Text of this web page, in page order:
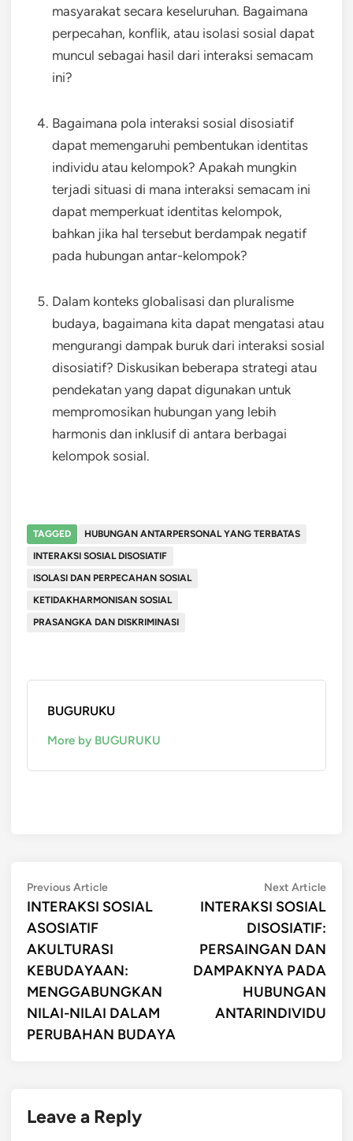
masyarakat secara keseluruhan. Bagaimana
perpecahan, konflik, atau isolasi sosial dapat
muncul sebagai hasil dari interaksi semacam
ini?
Bagaimana pola interaksi sosial disosiatif
dapat memengaruhi pembentukan identitas
individu atau kelompok? Apakah mungkin
terjadi situasi di mana interaksi semacam ini
dapat memperkuat identitas kelompok,
bahkan jika hal tersebut berdampak negatif
pada hubungan antar-kelompok?
Dalam konteks globalisasi dan pluralisme
budaya, bagaimana kita dapat mengatasi atau
mengurangi dampak buruk dari interaksi sosial
disosiatif? Diskusikan beberapa strategi atau
pendekatan yang dapat digunakan untuk
mempromosikan hubungan yang lebih
harmonis dan inklusif di antara berbagai
kelompok sosial.
TAGGED
HUBUNGAN ANTARPERSONAL YANG TERBATAS
INTERAKSI SOSIAL DISOSIATIF
ISOLASI DAN PERPECAHAN SOSIAL
KETIDAKHARMONISAN SOSIAL
PRASANGKA DAN DISKRIMINASI
BUGURUKU
More by BUGURUKU
Post
navigation
Previous ArticlePrevious
article:
INTERAKSI SOSIAL
ASOSIATIF
AKULTURASI
KEBUDAYAAN:
MENGGABUNGKAN
NILAI-NILAI DALAM
PERUBAHAN BUDAYA
Next ArticleNext
INTERAKSI SOSIAL
DISOSIATIF:
PERSAINGAN DAN
DAMPAKNYA PADA
HUBUNGAN
ANTARINDIVIDU
Leave a Reply